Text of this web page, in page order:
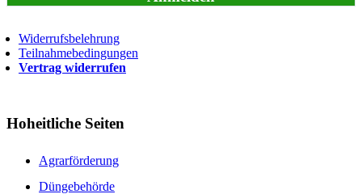
Widerrufsbelehrung
Teilnahmebedingungen
Vertrag widerrufen
Hoheitliche Seiten
Agrarförderung
Düngebehörde